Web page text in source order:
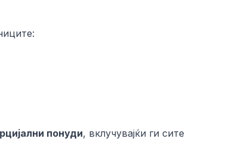
понуди, вклучувајќи ги сите